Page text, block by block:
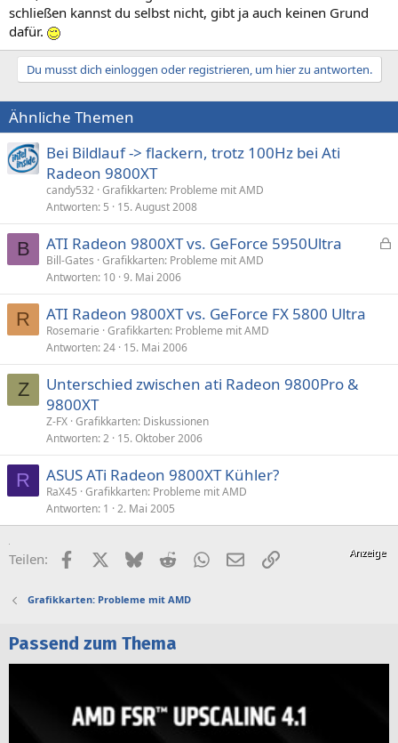
schließen kannst du selbst nicht, gibt ja auch keinen Grund
dafür.
Du musst dich einloggen oder registrieren, um hier zu antworten.
Ähnliche Themen
Bei Bildlauf -> flackern, trotz 100Hz bei Ati
Radeon 9800XT
candy532 Grafikkarten: Probleme mit AMD
Antworten 5 15. August 2008
B
p
ATI Radeon 9800XT vs. GeForce 5950Ultra
Bill-Gates Grafikkarten: Probleme mit AMD
Antworten 10 9. Mai 2006
R ATI Radeon 9800XT vs. GeForce FX 5800 Ultra
Rosemarie Grafikkarten: Probleme mit AMD
Antworten 24 15. Mai 2006
Z
Unterschied zwischen ati Radeon 9800Pro &
9800XT
Z-FX Grafikkarten: Diskussionen
Antworten 2 15. Oktober 2006
R ASUS ATi Radeon 9800XT Kühler?
RaX45 Grafikkarten: Probleme mit AMD
Antworten 1 2. Mai 2005
Teilen: FacebookX (Twitter)
BlueskyRedditWhatsApp
E-MailLink
Grafikkarten: Probleme mit AMD
Passend zum Thema